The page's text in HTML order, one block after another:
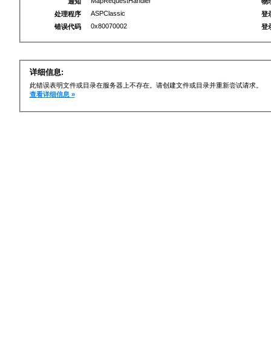
处理程序
ASPClassic
错误代码
0x80070002
登
登
详细信息:
此错误表明文件或目录在服务器上不存在。请创建文件或目录并重新尝试请求。
查看详细信息 »